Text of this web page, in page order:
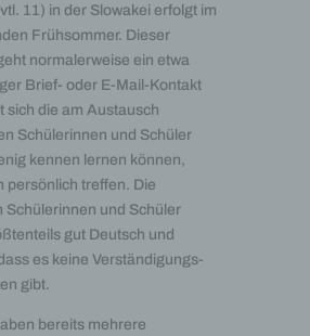
11) in der Slowakei erfolgt im
Frühsommer. Dieser
normalerweise ein etwa
Brief- oder E-Mail-Kontakt
sich die am Austausch
Schülerinnen und Schüler
kennen lernen können,
persönlich treffen. Die
Schülerinnen und Schüler
gut Deutsch und
es keine Verständigungs-
gibt.
bereits mehrere